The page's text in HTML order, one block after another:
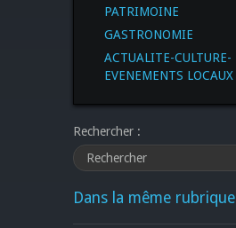
PATRIMOINE
GASTRONOMIE
ACTUALITE-CULTURE-
EVENEMENTS LOCAUX
Rechercher :
Dans la même rubrique